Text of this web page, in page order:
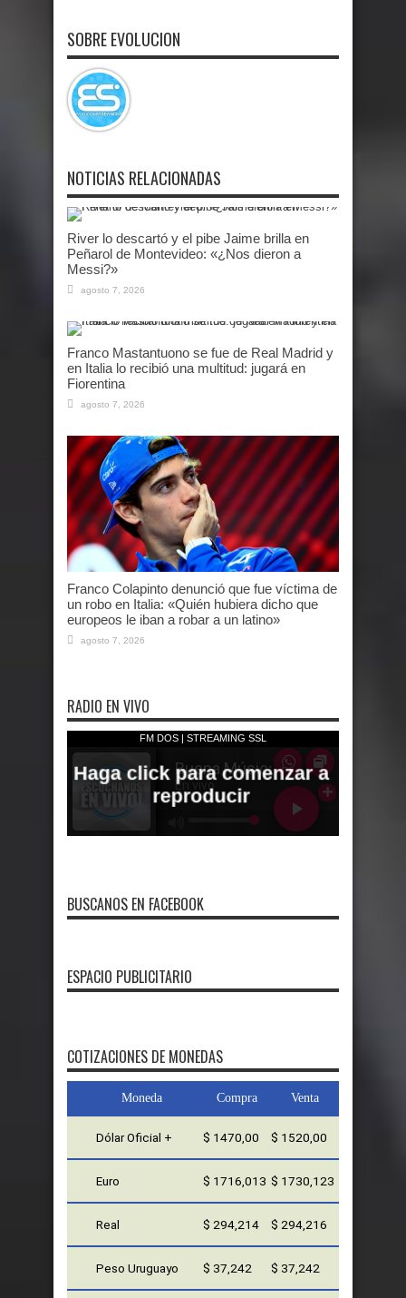
SOBRE EVOLUCION
NOTICIAS RELACIONADAS
River lo descartó y el pibe Jaime brilla en
Peñarol de Montevideo: «¿Nos dieron a
Messi?»
agosto 7, 2026
Franco Mastantuono se fue de Real Madrid y
en Italia lo recibió una multitud: jugará en
Fiorentina
agosto 7, 2026
Franco Colapinto denunció que fue víctima de
un robo en Italia: «Quién hubiera dicho que
europeos le iban a robar a un latino»
agosto 7, 2026
RADIO EN VIVO
BUSCANOS EN FACEBOOK
ESPACIO PUBLICITARIO
COTIZACIONES DE MONEDAS
Moneda Compra Venta
Dólar Oficial + $ 1470,00 $ 1520,00
Euro $ 1716,013 $ 1730,123
Real $ 294,214 $ 294,216
Peso Uruguayo $ 37,242 $ 37,242